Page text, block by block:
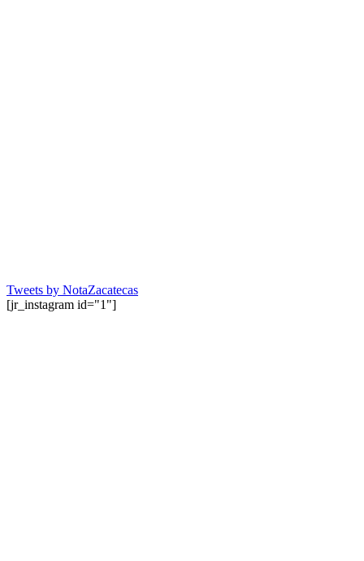
Tweets by NotaZacatecas
[jr_instagram id="1"]